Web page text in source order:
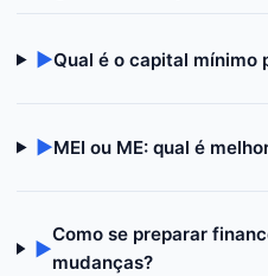
▶Qual é o capital mínimo
▶MEI ou ME: qual é
▶
Como se preparar
mudanças?